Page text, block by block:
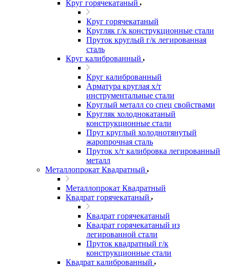
Круг горячекатаный
Круг горячекатаный
Кругляк г/к конструкционные стали
Пруток круглый г/к легированная
сталь
Круг калиброванный
Круг калиброванный
Арматура круглая х/т
инструментальные стали
Круглый металл со спец свойствами
Кругляк холоднокатаный
конструкционные стали
Прут круглый холоднотянутый
жаропрочная сталь
Пруток х/т калибровка легированный
металл
Металлопрокат Квадратный
Металлопрокат Квадратный
Квадрат горячекатаный
Квадрат горячекатаный
Квадрат горячекатаный из
легированной стали
Пруток квадратный г/к
конструкционные стали
Квадрат калиброванный